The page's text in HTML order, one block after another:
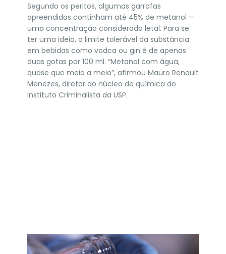
Segundo os peritos, algumas garrafas
apreendidas continham até 45% de metanol —
uma concentração considerada letal. Para se
ter uma ideia, o limite tolerável da substância
em bebidas como vodca ou gin é de apenas
duas gotas por 100 ml. “Metanol com água,
quase que meio a meio”, afirmou Mauro Renault
Menezes, diretor do núcleo de química do
Instituto Criminalista da USP.